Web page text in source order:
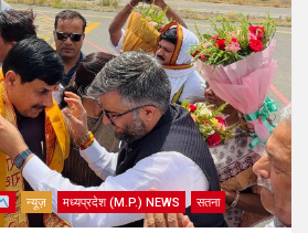
न्यूज़ मध्यप्रदेश (M.P.) NEWS सतना